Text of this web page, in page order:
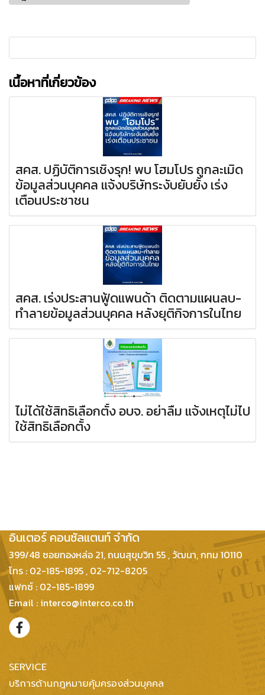
เนื้อหาที่เกี่ยวข้อง
สคส. ปฏิบัติการเชิงรุก! พบ โฮมโปร ถูกละเมิด
ข้อมูลส่วนบุคคล แจ้งบริษัทระงับยับยั้ง เร่ง
เตือนประชาชน
สคส. เร่งประสานฟู้ดแพนด้า ติดตามแผนลบ-
ทำลายข้อมูลส่วนบุคคล หลังยุติกิจการในไทย
ไม่ได้ใช้สิทธิเลือกตั้ง อบจ. อย่าลืม แจ้งเหตุไม่ไป
ใช้สิทธิเลือกตั้ง
อินเตอร์ คอนซัลแตนท์ จำกัด
399/48 ซอยทองหล่อ 21, ถนนสุขุมวิท 55 , วัฒนา, กทม 10110
โทร : 02-185-1895 , 02-712-8205
แฟกซ์ : 02-185-1899
Email : interco@interco.co.th
SERVICE
บริการด้านกฎหมายคุ้มครองส่วนบุคคล